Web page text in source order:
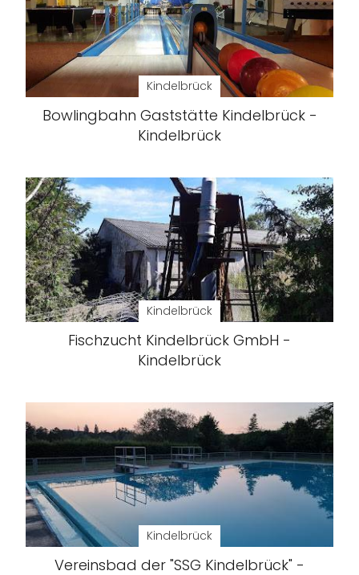
Kindelbrück
Bowlingbahn Gaststätte Kindelbrück -
Kindelbrück
Kindelbrück
Fischzucht Kindelbrück GmbH -
Kindelbrück
Kindelbrück
Vereinsbad der "SSG Kindelbrück" -